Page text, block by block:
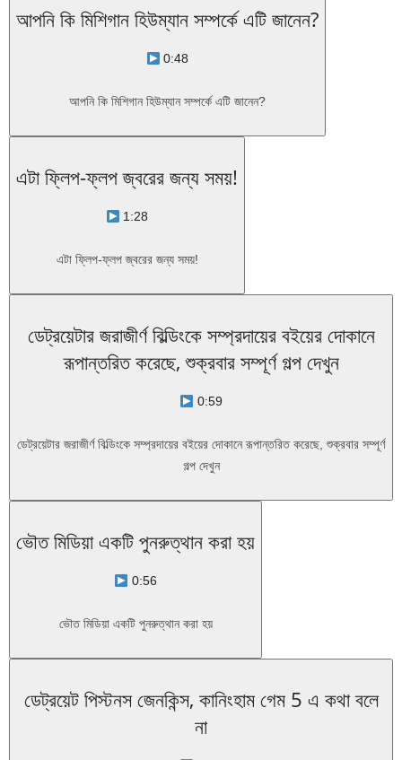
আপনি কি মিশিগান হিউম্যান সম্পর্কে এটি জানেন?
0:48
আপনি কি মিশিগান হিউম্যান সম্পর্কে এটি জানেন?
এটা ফ্লিপ-ফ্লপ জ্বরের জন্য সময়!
1:28
এটা ফ্লিপ-ফ্লপ জ্বরের জন্য সময়!
ডেট্রয়েটার জরাজীর্ণ বিল্ডিংকে সম্প্রদায়ের বইয়ের দোকানে
রূপান্তরিত করেছে, শুক্রবার সম্পূর্ণ গল্প দেখুন
0:59
ডেট্রয়েটার জরাজীর্ণ বিল্ডিংকে সম্প্রদায়ের বইয়ের দোকানে রূপান্তরিত করেছে, শুক্রবার সম্পূর্ণ
গল্প দেখুন
ভৌত মিডিয়া একটি পুনরুত্থান করা হয়
0:56
ভৌত মিডিয়া একটি পুনরুত্থান করা হয়
ডেট্রয়েট পিস্টনস জেনকিন্স, কানিংহাম গেম 5 এ কথা বলে
না